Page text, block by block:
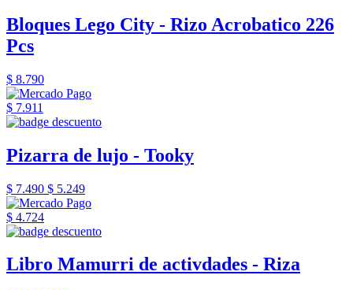
Bloques Lego City - Rizo Acrobatico 226
Pcs
$ 8.790
$ 7.911
Pizarra de lujo - Tooky
$ 7.490 $ 5.249
$ 4.724
Libro Mamurri de activdades - Riza